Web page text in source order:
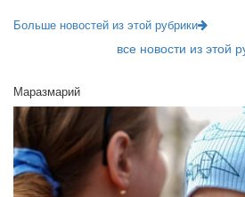
Больше новостей из этой рубрики
все новости из этой
Маразмарий